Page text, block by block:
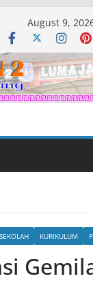
August 9,
KURIKULUM